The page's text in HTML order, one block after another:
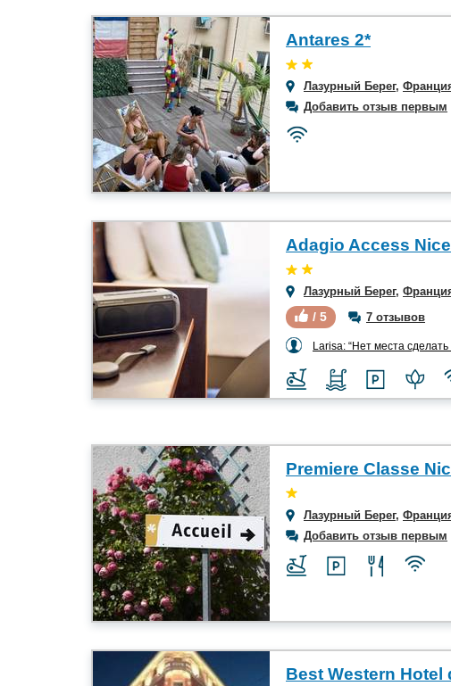
Antares 2*
Лазурный Берег,
Добавить отзыв первым
Лазурный Берег,
/ 5 7 отзывов
Larisa: “Нет места сделать
Лазурный Берег,
Добавить отзыв первым